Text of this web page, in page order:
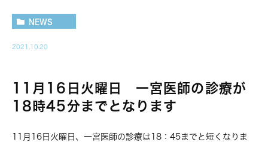
NEWS
2021.10.20
11月16日火曜日 一宮医師の診療が
18時45分までとなります
11月16日火曜日、一宮医師の診療は18：45までと短くなりま